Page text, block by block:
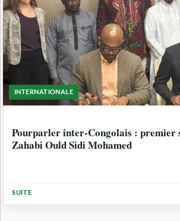
INTERNATIONALE
Pourparler inter-Congolais : premier
Zahabi Ould Sidi Mohamed
SUITE